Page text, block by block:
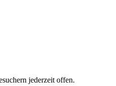
jeder­zeit offen.